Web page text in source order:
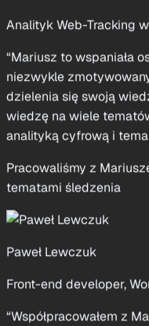
niezwykle
dzielenia się swoją
wiedzę na wiele
analityką cyfrową i
Pracowaliśmy z
tematami śledzenia
Paweł Lewczuk
Front-end developer,
“Współpracowałem z
nasza współpraca
Polecam!”